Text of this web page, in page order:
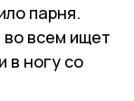
парня.
во всем ищет
в ногу со